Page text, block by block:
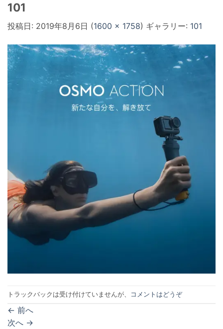
101
投稿日: 2019年8月6日 (1600 × 1758) ギャラリー: 101
トラックバックは受け付けていませんが、 コメントはどうぞ
← 前へ
次へ →